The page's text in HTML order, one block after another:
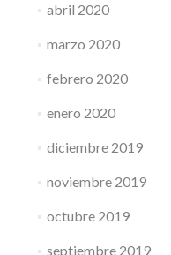
abril 2020
marzo 2020
febrero 2020
enero 2020
diciembre 2019
noviembre 2019
octubre 2019
septiembre 2019